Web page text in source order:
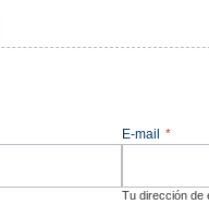
E-mail *
Tu dirección de